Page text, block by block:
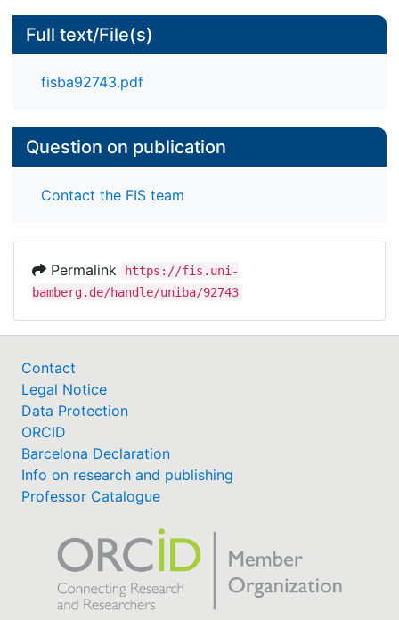
Full text/File(s)
fisba92743.pdf
Question on publication
Contact the FIS team
Permalink
https://fis.uni-
bamberg.de/handle/uniba/92743
Contact
Legal Notice
Data Protection
ORCID
Barcelona Declaration
Info on research and publishing
Professor Catalogue